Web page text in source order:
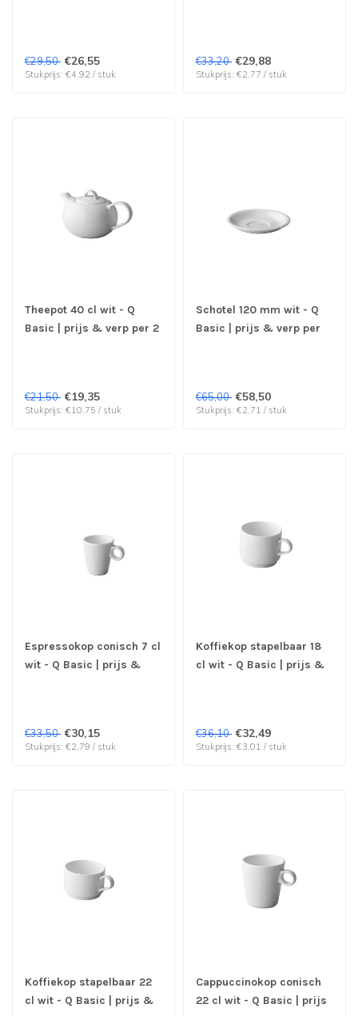
€29,50 €26,55
Stukprijs: €4,92 / stuk
€33,20 €29,88
Stukprijs: €2,77 / stuk
Theepot 40 cl wit - Q
Basic | prijs & verp per 2
€21,50 €19,35
Stukprijs: €10,75 / stuk
Schotel 120 mm wit - Q
Basic | prijs & verp per
€65,00 €58,50
Stukprijs: €2,71 / stuk
Espressokop conisch 7 cl
wit - Q Basic | prijs &
€33,50 €30,15
Stukprijs: €2,79 / stuk
Koffiekop stapelbaar 18
cl wit - Q Basic | prijs &
€36,10 €32,49
Stukprijs: €3,01 / stuk
Koffiekop stapelbaar 22
cl wit - Q Basic | prijs &
Cappuccinokop conisch
22 cl wit - Q Basic | prijs